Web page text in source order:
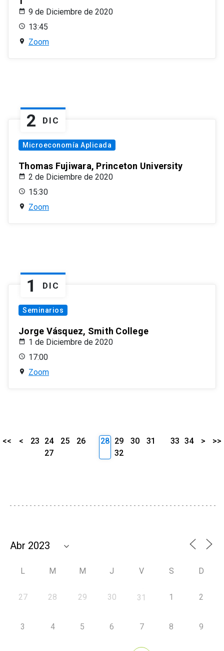
9 de Diciembre de 2020
13:45
Zoom
2 DIC
Microeconomía Aplicada
Thomas Fujiwara, Princeton University
2 de Diciembre de 2020
15:30
Zoom
1 DIC
Seminarios
Jorge Vásquez, Smith College
1 de Diciembre de 2020
17:00
Zoom
<< < 23 24 25
26
27
28 29 30
31
32
33 34 > >>
L M M J V S D
27 28 29 30 31 1 2
3 4 5 6 7 8 9